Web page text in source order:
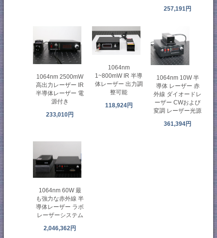
257,191円
1064nm 2500mW
高出力レーザー IR
半導体レーザー 電
源付き
233,010円
1064nm
1~800mW IR 半導
体レーザー 出力調
整可能
118,924円
1064nm 10W 半
導体 レーザー 赤
外線 ダイオードレ
ーザー CWおよび
変調 レーザー光源
361,394円
1064nm 60W 最
も強力な赤外線 半
導体レーザー ラボ
レーザーシステム
2,046,362円